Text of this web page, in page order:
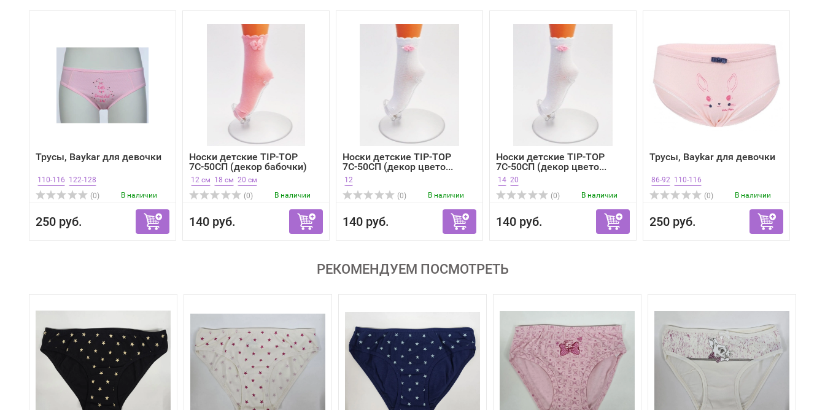
Трусы, Baykar для девочки
110-116 122-128
(0)
В наличии
250 руб.
Носки детские TIP-TOP
7С-50СП (декор бабочки)
12 см 18 см 20 см
(0)
В наличии
140 руб.
Носки детские TIP-TOP
7С-50СП (декор цвето...
12
(0)
В наличии
140 руб.
Носки детские TIP-TOP
7С-50СП (декор цвето...
14 20
(0)
В наличии
140 руб.
Трусы, Baykar для девочки
86-92 110-116
(0)
В наличии
250 руб.
РЕКОМЕНДУЕМ ПОСМОТРЕТЬ